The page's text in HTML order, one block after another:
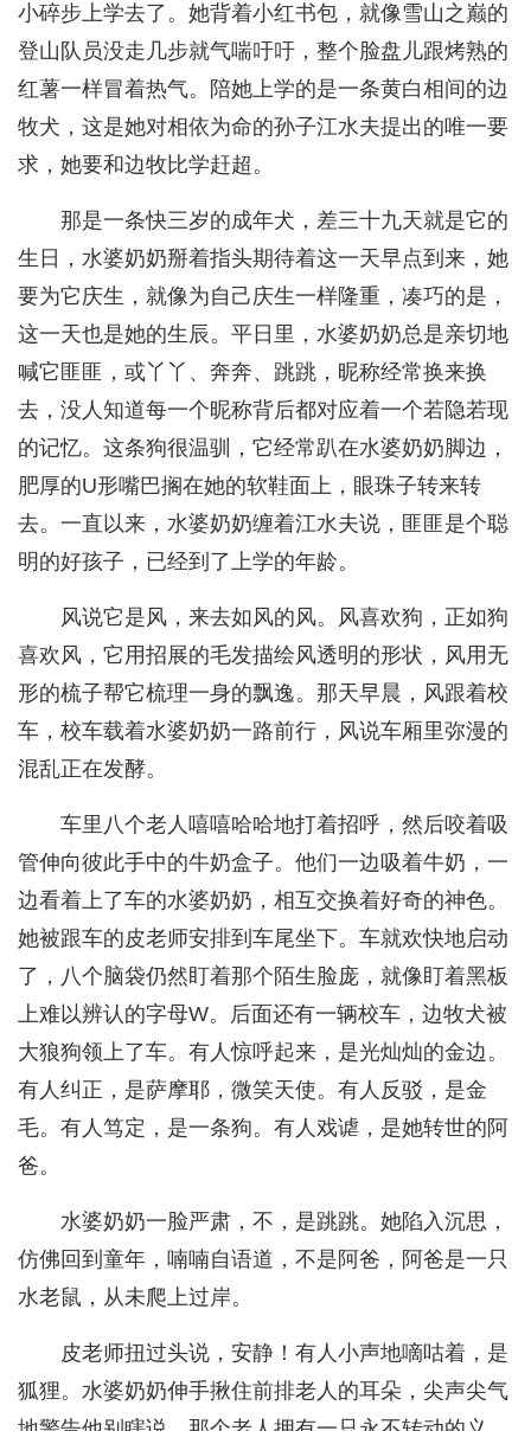
小碎步上学去了。她背着小红书包，就像雪山之巅的
登山队员没走几步就气喘吁吁，整个脸盘儿跟烤熟的
红薯一样冒着热气。陪她上学的是一条黄白相间的边
牧犬，这是她对相依为命的孙子江水夫提出的唯一要
求，她要和边牧比学赶超。
那是一条快三岁的成年犬，差三十九天就是它的
生日，水婆奶奶掰着指头期待着这一天早点到来，她
要为它庆生，就像为自己庆生一样隆重，凑巧的是，
这一天也是她的生辰。平日里，水婆奶奶总是亲切地
喊它匪匪，或丫丫、奔奔、跳跳，昵称经常换来换
去，没人知道每一个昵称背后都对应着一个若隐若现
的记忆。这条狗很温驯，它经常趴在水婆奶奶脚边，
肥厚的U形嘴巴搁在她的软鞋面上，眼珠子转来转
去。一直以来，水婆奶奶缠着江水夫说，匪匪是个聪
明的好孩子，已经到了上学的年龄。
风说它是风，来去如风的风。风喜欢狗，正如狗
喜欢风，它用招展的毛发描绘风透明的形状，风用无
形的梳子帮它梳理一身的飘逸。那天早晨，风跟着校
车，校车载着水婆奶奶一路前行，风说车厢里弥漫的
混乱正在发酵。
车里八个老人嘻嘻哈哈地打着招呼，然后咬着吸
管伸向彼此手中的牛奶盒子。他们一边吸着牛奶，一
边看着上了车的水婆奶奶，相互交换着好奇的神色。
她被跟车的皮老师安排到车尾坐下。车就欢快地启动
了，八个脑袋仍然盯着那个陌生脸庞，就像盯着黑板
上难以辨认的字母W。后面还有一辆校车，边牧犬被
大狼狗领上了车。有人惊呼起来，是光灿灿的金边。
有人纠正，是萨摩耶，微笑天使。有人反驳，是金
毛。有人笃定，是一条狗。有人戏谑，是她转世的阿
爸。
水婆奶奶一脸严肃，不，是跳跳。她陷入沉思，
仿佛回到童年，喃喃自语道，不是阿爸，阿爸是一只
水老鼠，从未爬上过岸。
皮老师扭过头说，安静！有人小声地嘀咕着，是
狐狸。水婆奶奶伸手揪住前排老人的耳朵，尖声尖气